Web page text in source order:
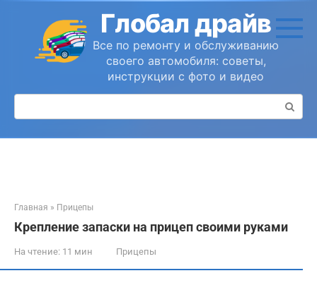
контенту
Глобал драйв
Все по ремонту и обслуживанию
своего автомобиля: советы,
инструкции с фото и видео
Поиск:
Главная » Прицепы
Крепление запаски на прицеп своими руками
На чтение: 11 мин Прицепы